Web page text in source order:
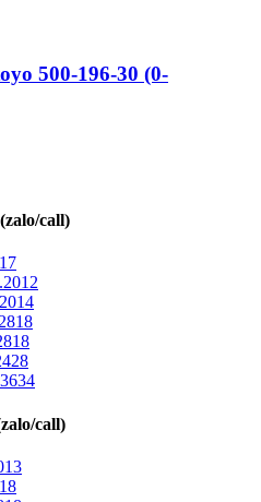
500-196-30 (0-
call)
call)